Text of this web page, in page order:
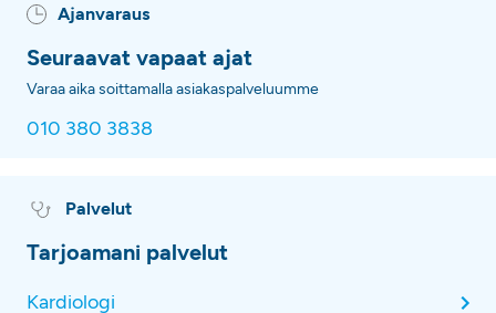
Ajanvaraus
Seuraavat vapaat ajat
Varaa aika soittamalla asiakaspalveluumme
010 380 3838
Palvelut
Tarjoamani palvelut
Kardiologi